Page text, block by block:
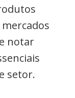
notar
setor.